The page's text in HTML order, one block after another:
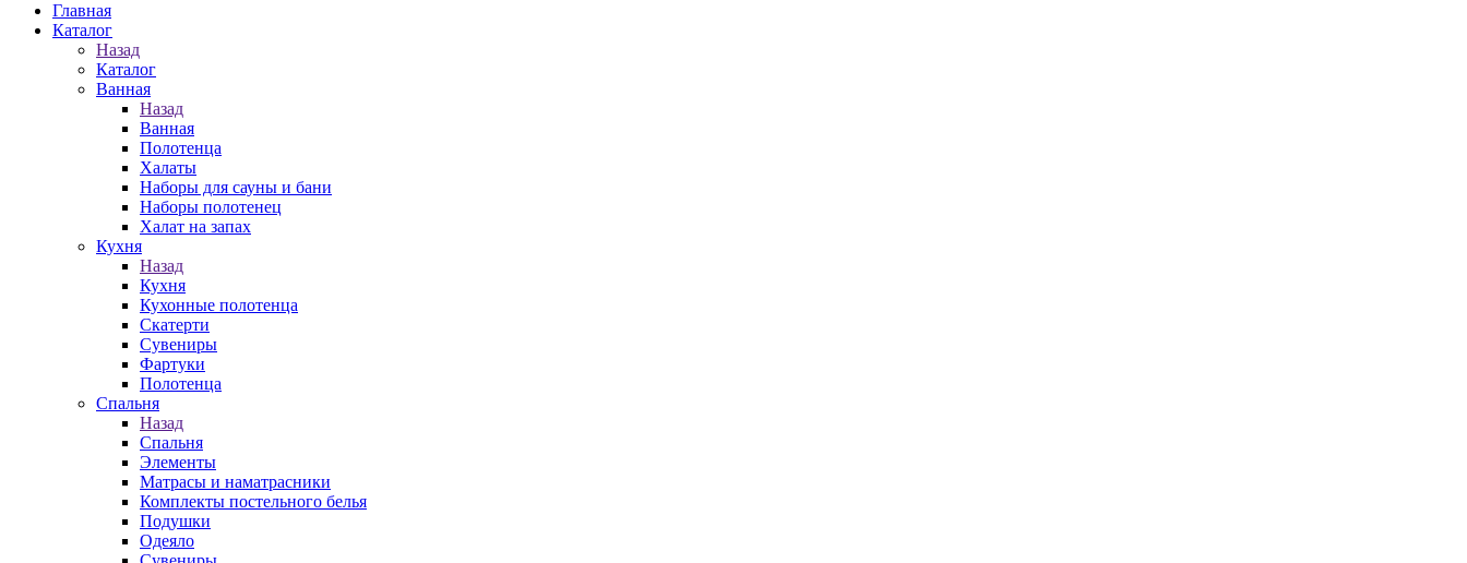
Главная
Каталог
Назад
Каталог
Ванная
Назад
Ванная
Полотенца
Халаты
Наборы для сауны и бани
Наборы полотенец
Халат на запах
Кухня
Назад
Кухня
Кухонные полотенца
Скатерти
Сувениры
Фартуки
Полотенца
Спальня
Назад
Спальня
Элементы
Матрасы и наматрасники
Комплекты постельного белья
Подушки
Одеяло